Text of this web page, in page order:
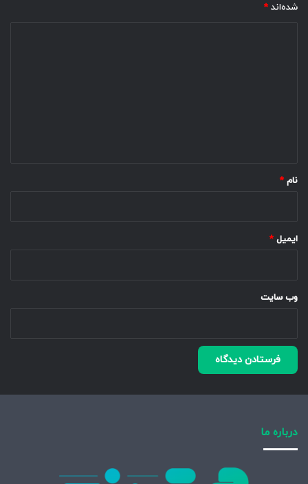
شده‌اند *
نام *
ایمیل *
وب‌ سایت
درباره ما